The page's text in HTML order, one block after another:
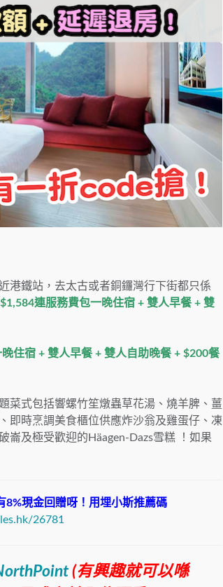
港鐵站，去太古或者銅鑼灣行下街都只係
$1,584連服務費包一晚住宿 + 雙人早餐 + 雙
住宿 + 雙人早餐 + 雙人自助晚餐 + $200餐
菜式包括響螺竹笙燉蟲草花湯、燒羊脾、薑
即時烹調美食櫃位供應炸沙翁及雞蛋仔、凍
崙及極受歡迎的Häagen-Dazs雪糕 ！如果
現金回贈呀！用埋小斯推薦碼
26781
(有興趣就可以喺